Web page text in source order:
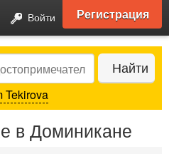
Войти Регистрация
Найти
Tekirova
в Доминикане